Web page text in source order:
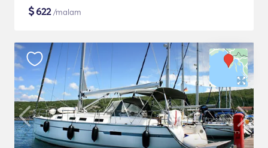
$622/malam